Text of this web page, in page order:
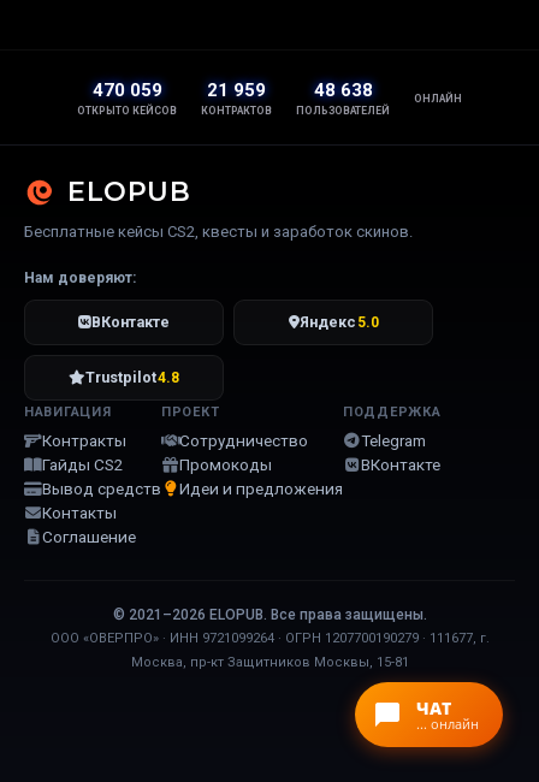
ЧАТ
... онлайн
470 059
ОТКРЫТО КЕЙСОВ
21 959
КОНТРАКТОВ
48 638
ПОЛЬЗОВАТЕЛЕЙ
ОНЛАЙН
ELOPUB
Бесплатные кейсы CS2, квесты и заработок скинов.
Нам доверяют:
ВКонтакте Яндекс 5.0
Trustpilot4.8
НАВИГАЦИЯ
Контракты
Гайды CS2
Вывод средств
Контакты
Соглашение
ПРОЕКТ
Сотрудничество
Промокоды
Идеи и предложения
ПОДДЕРЖКА
Telegram
ВКонтакте
© 2021–2026 ELOPUB. Все права защищены.
ООО «ОВЕРПРО» · ИНН 9721099264 · ОГРН 1207700190279 · 111677, г.
Москва, пр-кт Защитников Москвы, 15-81